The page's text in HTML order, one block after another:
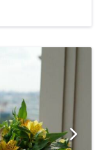
театр,